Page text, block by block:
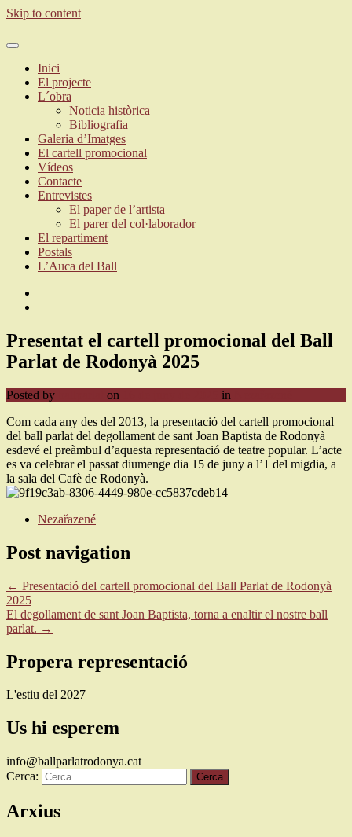
Skip to content
ballparlatrodonya.cat
Inici
El projecte
L´obra
Noticia històrica
Bibliografia
Galeria d’Imatges
El cartell promocional
Vídeos
Contacte
Entrevistes
El paper de l’artista
El parer del col·laborador
El repartiment
Postals
L’Auca del Ball
Presentat el cartell promocional del Ball
Parlat de Rodonyà 2025
Posted by on in
Com cada any des del 2013, la presentació del cartell promocional
del ball parlat del degollament de sant Joan Baptista de Rodonyà
esdevé el preàmbul d’aquesta representació de teatre popular. L’acte
es va celebrar el passat diumenge dia 15 de juny a l’1 del migdia, a
la sala del Cafè de Rodonyà.
Nezařazené
Post navigation
← Presentació del cartell promocional del Ball Parlat de Rodonyà
2025
El degollament de sant Joan Baptista, torna a enaltir el nostre ball
parlat. →
Propera representació
L'estiu del 2027
Us hi esperem
info@ballparlatrodonya.cat
Cerca:
Arxius